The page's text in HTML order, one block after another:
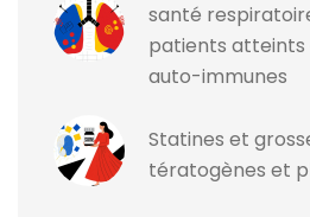
santé
patients atteints
auto-immunes
Statines et
tératogènes et